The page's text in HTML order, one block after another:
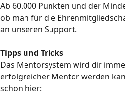
Ab 60.000 Punkten und der
ob man für die
an unseren Support.
Tipps und Tricks
Das Mentorsystem wird dir
erfolgreicher Mentor werden
schon hier: